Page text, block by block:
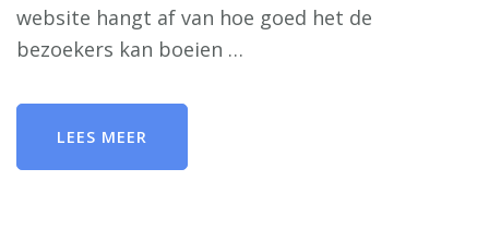
website hangt af van hoe goed het de
bezoekers kan boeien …
LEES MEER